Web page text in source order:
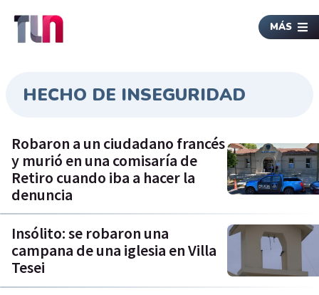
MÁS
HECHO DE INSEGURIDAD
Robaron a un ciudadano francés
y murió en una comisaría de
Retiro cuando iba a hacer la
denuncia
Insólito: se robaron una
campana de una iglesia en Villa
Tesei